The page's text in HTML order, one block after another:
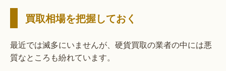
買取相場を把握しておく
最近では滅多にいませんが、硬貨買取の業者の中には悪
質なところも紛れています。